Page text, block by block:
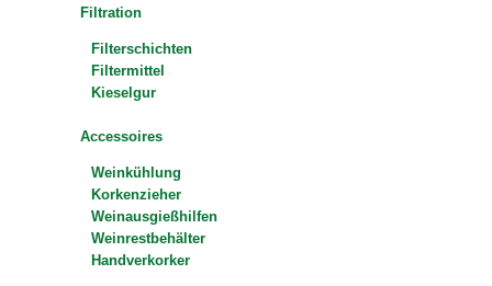
Filtration
Filterschichten
Filtermittel
Kieselgur
Accessoires
Weinkühlung
Korkenzieher
Weinausgießhilfen
Weinrestbehälter
Handverkorker